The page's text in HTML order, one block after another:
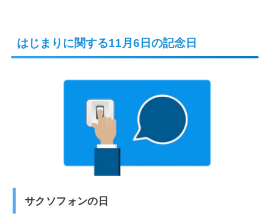
はじまりに関する11月6日の記念日
サクソフォンの日